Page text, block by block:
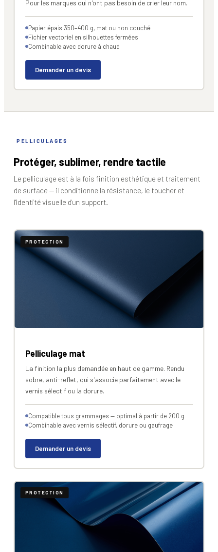
Pour les marques qui n'ont pas besoin de crier leur nom.
Papier épais 350–400 g, mat ou non couché
Fichier vectoriel en silhouettes fermées
Combinable avec dorure à chaud
Demander un devis
PELLICULAGES
Protéger, sublimer, rendre tactile
Le pelliculage est à la fois finition esthétique et traitement
de surface — il conditionne la résistance, le toucher et
l'identité visuelle d'un support.
PROTECTION
Pelliculage mat
La finition la plus demandée en haut de gamme. Rendu
sobre, anti-reflet, qui s'associe parfaitement avec le
vernis sélectif ou la dorure.
Compatible tous grammages — optimal à partir de 200 g
Combinable avec vernis sélectif, dorure ou gaufrage
Demander un devis
PROTECTION